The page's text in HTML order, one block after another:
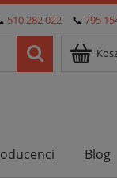
510 282 022 📞 795
Blog